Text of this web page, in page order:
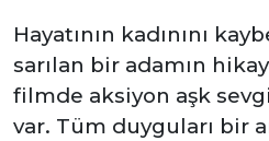
Hayatının kadınını
sarılan bir adamın
filmde aksiyon aşk
var. Tüm duyguları bir